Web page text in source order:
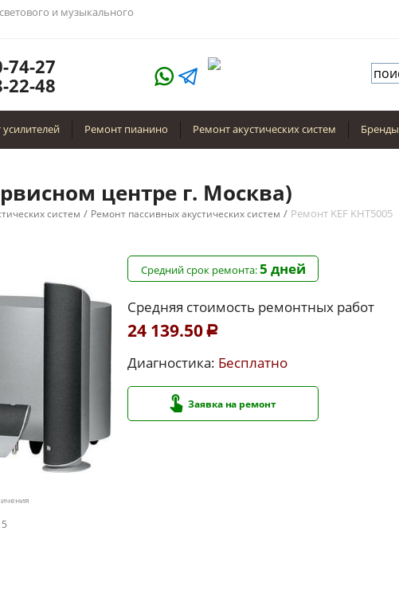
и музыкального
74-27
22-48
Ремонт пианино Ремонт акустических систем Бренды
центре г. Москва)
систем / Ремонт пассивных акустических систем / Ремонт KEF KHT5005
Средний срок ремонта:5 дней
Средняя стоимость ремонтных работ
24 139.50 Р
Диагностика: Бесплатно
Заявка на ремонт